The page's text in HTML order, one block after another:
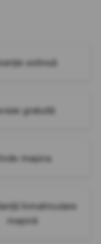
extinsă
gratuită
mașina
înmatriculare
mașină